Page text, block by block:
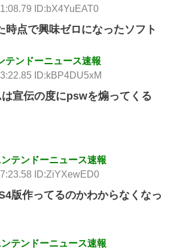
ID:bX4YuEAT0
時点で興味ゼロになったソフト
テンドーニュース速報
ID:kBP4DU5xM
宣伝の度にpswを煽ってくる
テンドーニュース速報
ID:ZiYXewED0
版作ってるのかわからなくなっ
テンドーニュース速報